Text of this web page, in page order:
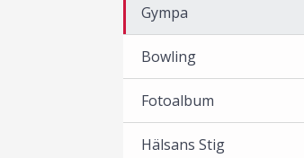
Gympa
Bowling
Fotoalbum
Hälsans Stig